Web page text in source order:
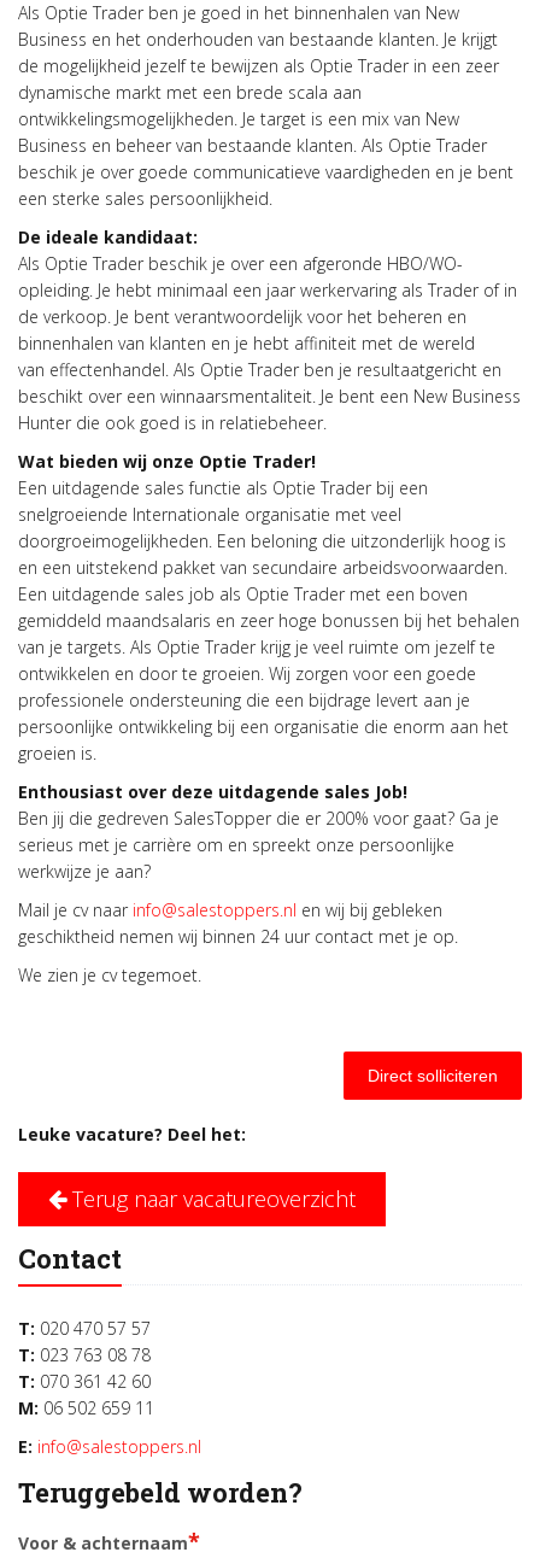
Als Optie Trader ben je goed in het binnenhalen van New
Business en het onderhouden van bestaande klanten. Je krijgt
de mogelijkheid jezelf te bewijzen als Optie Trader in een zeer
dynamische markt met een brede scala aan
ontwikkelingsmogelijkheden. Je target is een mix van New
Business en beheer van bestaande klanten. Als Optie Trader
beschik je over goede communicatieve vaardigheden en je bent
een sterke sales persoonlijkheid.
De ideale kandidaat:
Als Optie Trader beschik je over een afgeronde HBO/WO-
opleiding. Je hebt minimaal een jaar werkervaring als Trader of in
de verkoop. Je bent verantwoordelijk voor het beheren en
binnenhalen van klanten en je hebt affiniteit met de wereld
van effectenhandel. Als Optie Trader ben je resultaatgericht en
beschikt over een winnaarsmentaliteit. Je bent een New Business
Hunter die ook goed is in relatiebeheer.
Wat bieden wij onze Optie Trader!
Een uitdagende sales functie als Optie Trader bij een
snelgroeiende Internationale organisatie met veel
doorgroeimogelijkheden. Een beloning die uitzonderlijk hoog is
en een uitstekend pakket van secundaire arbeidsvoorwaarden.
Een uitdagende sales job als Optie Trader met een boven
gemiddeld maandsalaris en zeer hoge bonussen bij het behalen
van je targets. Als Optie Trader krijg je veel ruimte om jezelf te
ontwikkelen en door te groeien. Wij zorgen voor een goede
professionele ondersteuning die een bijdrage levert aan je
persoonlijke ontwikkeling bij een organisatie die enorm aan het
groeien is.
Enthousiast over deze uitdagende sales Job!
Ben jij die gedreven SalesTopper die er 200% voor gaat? Ga je
serieus met je carrière om en spreekt onze persoonlijke
werkwijze je aan?
Mail je cv naar info@salestoppers.nl en wij bij gebleken
geschiktheid nemen wij binnen 24 uur contact met je op.
We zien je cv tegemoet.
Direct solliciteren
Leuke vacature? Deel het:
Terug naar vacatureoverzicht
Contact
T: 020 470 57 57
T: 023 763 08 78
T: 070 361 42 60
M: 06 502 659 11
E: info@salestoppers.nl
Teruggebeld worden?
Voor & achternaam*